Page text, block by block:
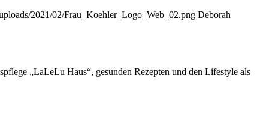
2021/02/Frau_Koehler_Logo_Web_02.png Deborah
„LaLeLu Haus“, gesunden Rezepten und den Lifestyle als